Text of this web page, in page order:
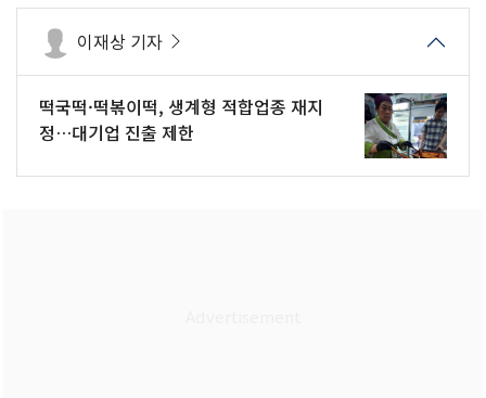
이재상 기자
떡국떡·떡볶이떡, 생계형 적합업종 재지
정…대기업 진출 제한